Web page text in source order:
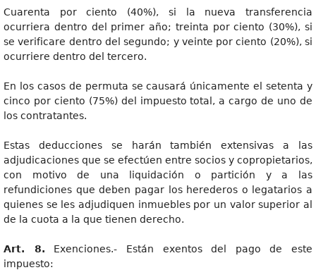
Cuarenta por ciento (40%), si la nueva transferencia
ocurriera dentro del primer año; treinta por ciento (30%), si
se verificare dentro del segundo; y veinte por ciento (20%), si
ocurriere dentro del tercero.
En los casos de permuta se causará únicamente el setenta y
cinco por ciento (75%) del impuesto total, a cargo de uno de
los contratantes.
Estas deducciones se harán también extensivas a las
adjudicaciones que se efectúen entre socios y copropietarios,
con motivo de una liquidación o partición y a las
refundiciones que deben pagar los herederos o legatarios a
quienes se les adjudiquen inmuebles por un valor superior al
de la cuota a la que tienen derecho.
Art. 8. Exenciones.- Están exentos del pago de este
impuesto: